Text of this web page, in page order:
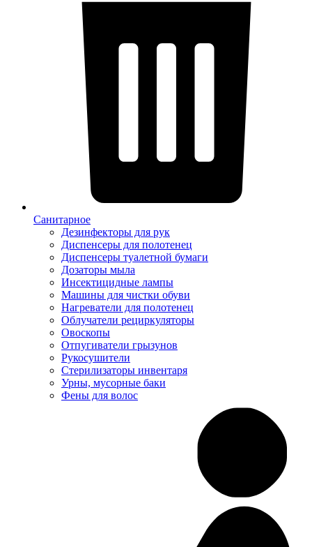
Санитарное
Дезинфекторы для рук
Диспенсеры для полотенец
Диспенсеры туалетной бумаги
Дозаторы мыла
Инсектицидные лампы
Машины для чистки обуви
Нагреватели для полотенец
Облучатели рециркуляторы
Овоскопы
Отпугиватели грызунов
Рукосушители
Стерилизаторы инвентаря
Урны, мусорные баки
Фены для волос